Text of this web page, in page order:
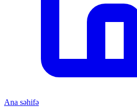
Ana səhifə